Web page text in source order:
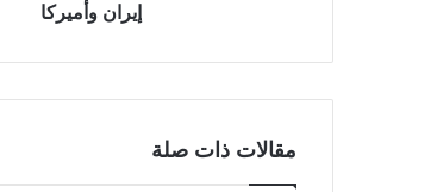
إيران وأميركا
مقالات ذات صلة